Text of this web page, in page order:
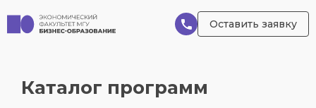
Оставить заявку
Каталог программ